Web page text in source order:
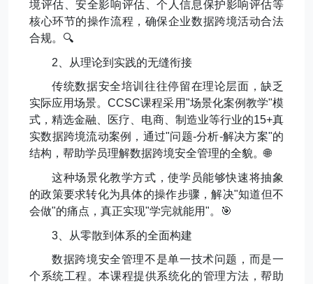
境评估、安全影响评估、个人信息保护影响评估等
核心环节的操作流程，确保企业数据跨境活动合法
合规。 🔍
2 、从理论到实践的无缝衔接
传统数据安全培训往往停留在理论层面，缺乏
实际应用场景。CCSC课程采用"场景化案例教学"模
式，精选金融、医疗、电商、制造业等行业的15+真
实数据跨境流动案例，通过"问题-分析-解决方案"的
结构，帮助学员理解数据跨境安全管理的全貌。🌐
这种场景化教学方式，使学员能够快速将抽象
的政策要求转化为具体的操作步骤，解决"知道但不
会做"的痛点，真正实现"学完就能用"。 🎯
3 、从零散到体系的全面构建
数据跨境安全管理不是单一技术问题，而是一
个系统工程。本课程提供系统化的管理方法，帮助